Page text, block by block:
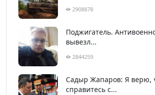
2908878
Поджигатель.
вывезл...
2844259
Садыр Жапаров: Я верю,
справитесь с...